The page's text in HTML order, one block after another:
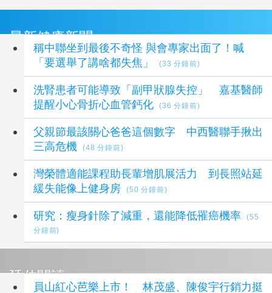
最新健康新聞
稱中聯坐到最後不奇怪 與會專家出面了！喊
「要選舉了講啥都失焦」
(33 分鐘前)
洗腎患者可能導致「副甲狀腺失控」 嘉基醫師
提醒小心骨折心血管鈣化
(36 分鐘前)
父親節最該關心爸爸這個數字 中西醫聯手揪出
三高危機
(48 分鐘前)
灣榮體適能課程助長輩增肌展活力 到長照站延
緩失能像上健身房
(50 分鐘前)
研究：瘦身針除了減重，還能降低罹癌機率
(55
分鐘前)
延伸閱讀
員山紅心芭樂上市！ 林茂盛、陳俊宇行銷力挺